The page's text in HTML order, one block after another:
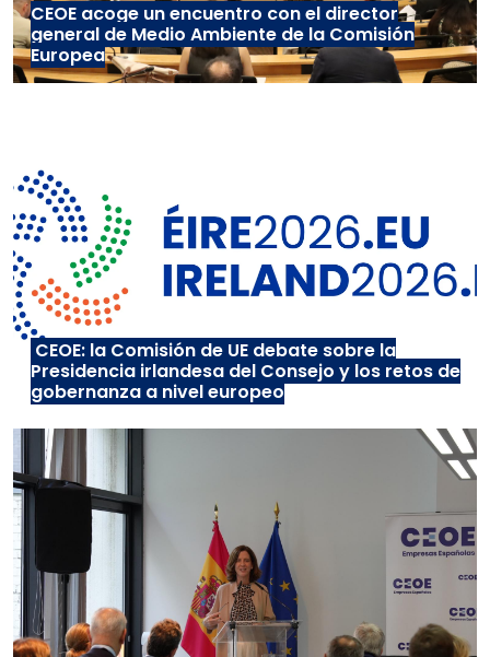
CEOE acoge un encuentro con el director
general de Medio Ambiente de la Comisión
Europea
CEOE: la Comisión de UE debate sobre la
Presidencia irlandesa del Consejo y los retos de
gobernanza a nivel europeo